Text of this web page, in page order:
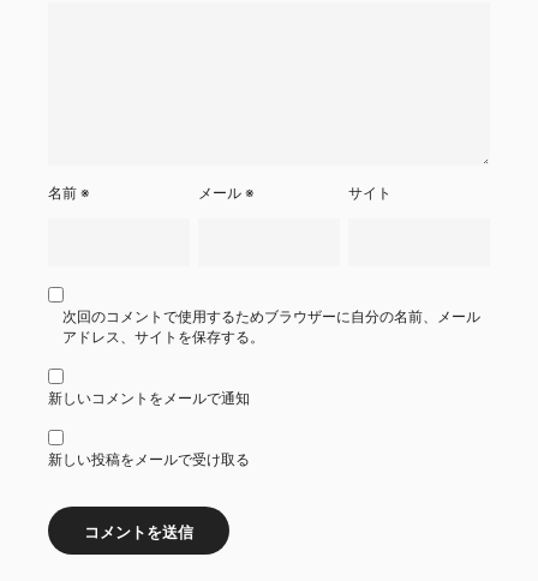
名前 ※ メール※ サイト
次回のコメントで使用するためブラウザーに自分の名前、メール
アドレス、サイトを保存する。
新しいコメントをメールで通知
新しい投稿をメールで受け取る